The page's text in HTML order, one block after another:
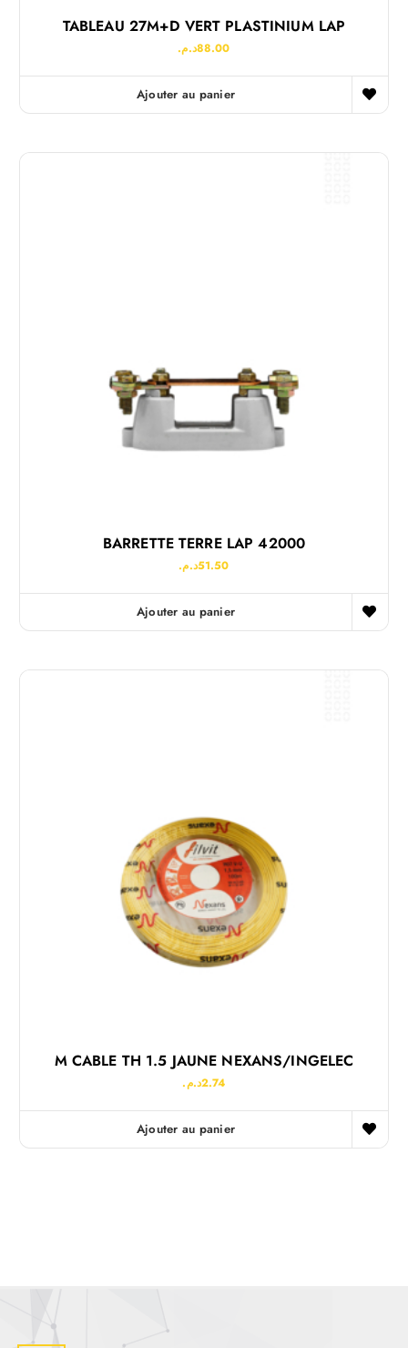
TABLEAU 27M+D VERT PLASTINIUM LAP
88.00د.م.
Ajouter au panier
BARRETTE TERRE LAP 42000
51.50د.م.
Ajouter au panier
M CABLE TH 1.5 JAUNE NEXANS/INGELEC
2.74د.م.
Ajouter au panier